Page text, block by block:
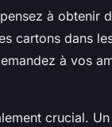
à obtenir
cartons dans
à vos
crucial.